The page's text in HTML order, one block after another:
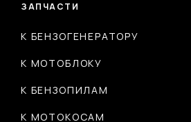
ЗАПЧАСТИ
К БЕНЗОГЕНЕРАТОРУ
К МОТОБЛОКУ
К БЕНЗОПИЛАМ
К МОТОКОСАМ